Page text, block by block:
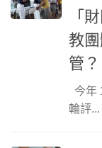
「
教
管？
今年
輪評...